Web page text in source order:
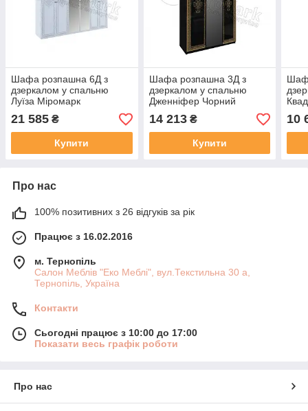
Шафа розпашна 6Д з
дзеркалом у спальню
Луїза Міромарк
21 585 ₴
Купити
Шафа розпашна 3Д з
дзеркалом у спальню
Дженніфер Чорний
Глянець Міромарк
14 213₴
Купити
10
Про нас
100% позитивних з 26 відгуків за рік
Працює з 16.02.2016
м. Тернопіль
Салон Меблів "Еко Меблі", вул.Текстильна 30 а,
Тернопіль, Україна
Контакти
Сьогодні працює з 10:00 до 17:00
Показати весь графік роботи
Про нас